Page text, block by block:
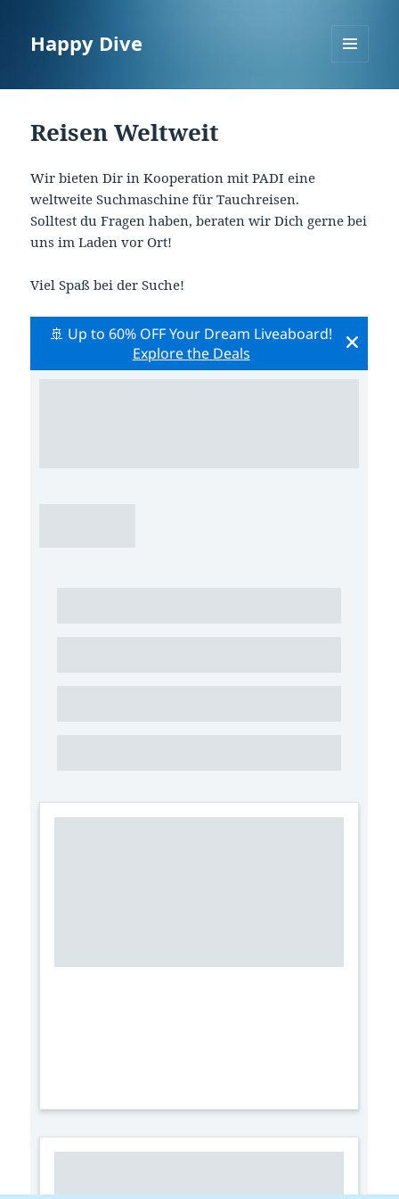
Happy Dive
Reisen Weltweit
Wir bieten Dir in Kooperation mit PADI eine
weltweite Suchmaschine für Tauchreisen.
Solltest du Fragen haben, beraten wir Dich gerne bei
uns im Laden vor Ort!
Viel Spaß bei der Suche!